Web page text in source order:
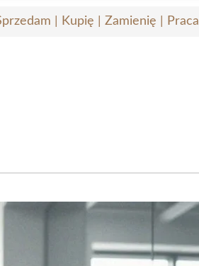
| Kupię | Zamienię | Praca